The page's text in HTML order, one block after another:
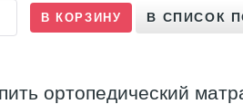
ортопедический